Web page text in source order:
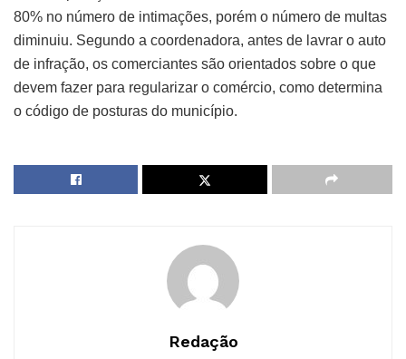
80% no número de intimações, porém o número de multas
diminuiu. Segundo a coordenadora, antes de lavrar o auto
de infração, os comerciantes são orientados sobre o que
devem fazer para regularizar o comércio, como determina
o código de posturas do município.
Redação